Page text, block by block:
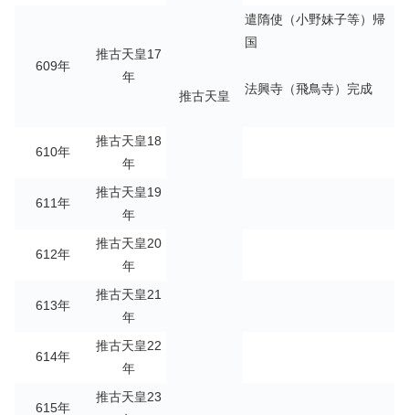
推古天皇
609年
推古天皇17
年
遣隋使（小野妹子等）帰
国
法興寺（飛鳥寺）完成
610年
推古天皇18
年
611年
推古天皇19
年
612年
推古天皇20
年
613年
推古天皇21
年
614年
推古天皇22
年
615年
推古天皇23